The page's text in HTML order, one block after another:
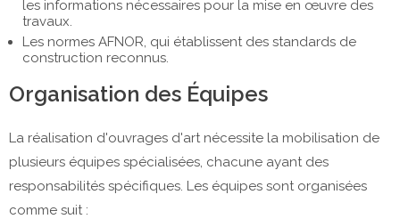
les informations nécessaires pour la mise en œuvre des
travaux.
Les normes AFNOR, qui établissent des standards de
construction reconnus.
Organisation des Équipes
La réalisation d'ouvrages d'art nécessite la mobilisation de
plusieurs équipes spécialisées, chacune ayant des
responsabilités spécifiques. Les équipes sont organisées
comme suit :